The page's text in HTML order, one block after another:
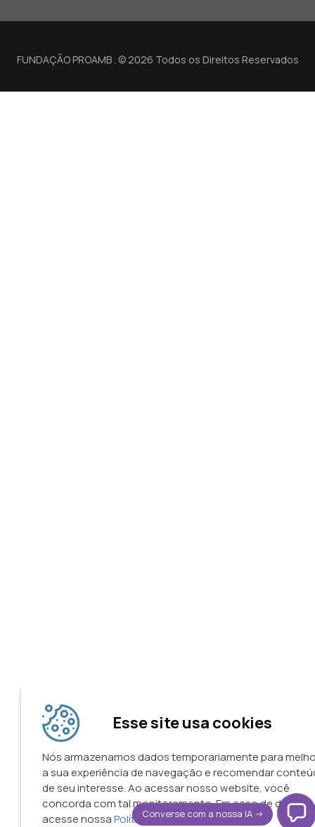
FUNDAÇÃO PROAMB . © 2026 Todos os Direitos Reservados
Converse com a nossa IA ->
Esse site usa cookies
Nós armazenamos dados temporariamente para
a sua experiência de navegação e recomendar
de seu interesse. Ao acessar nosso website, você
concorda com tal monitoramento. Em caso de
acesse nossaPolítica de Privacidade.